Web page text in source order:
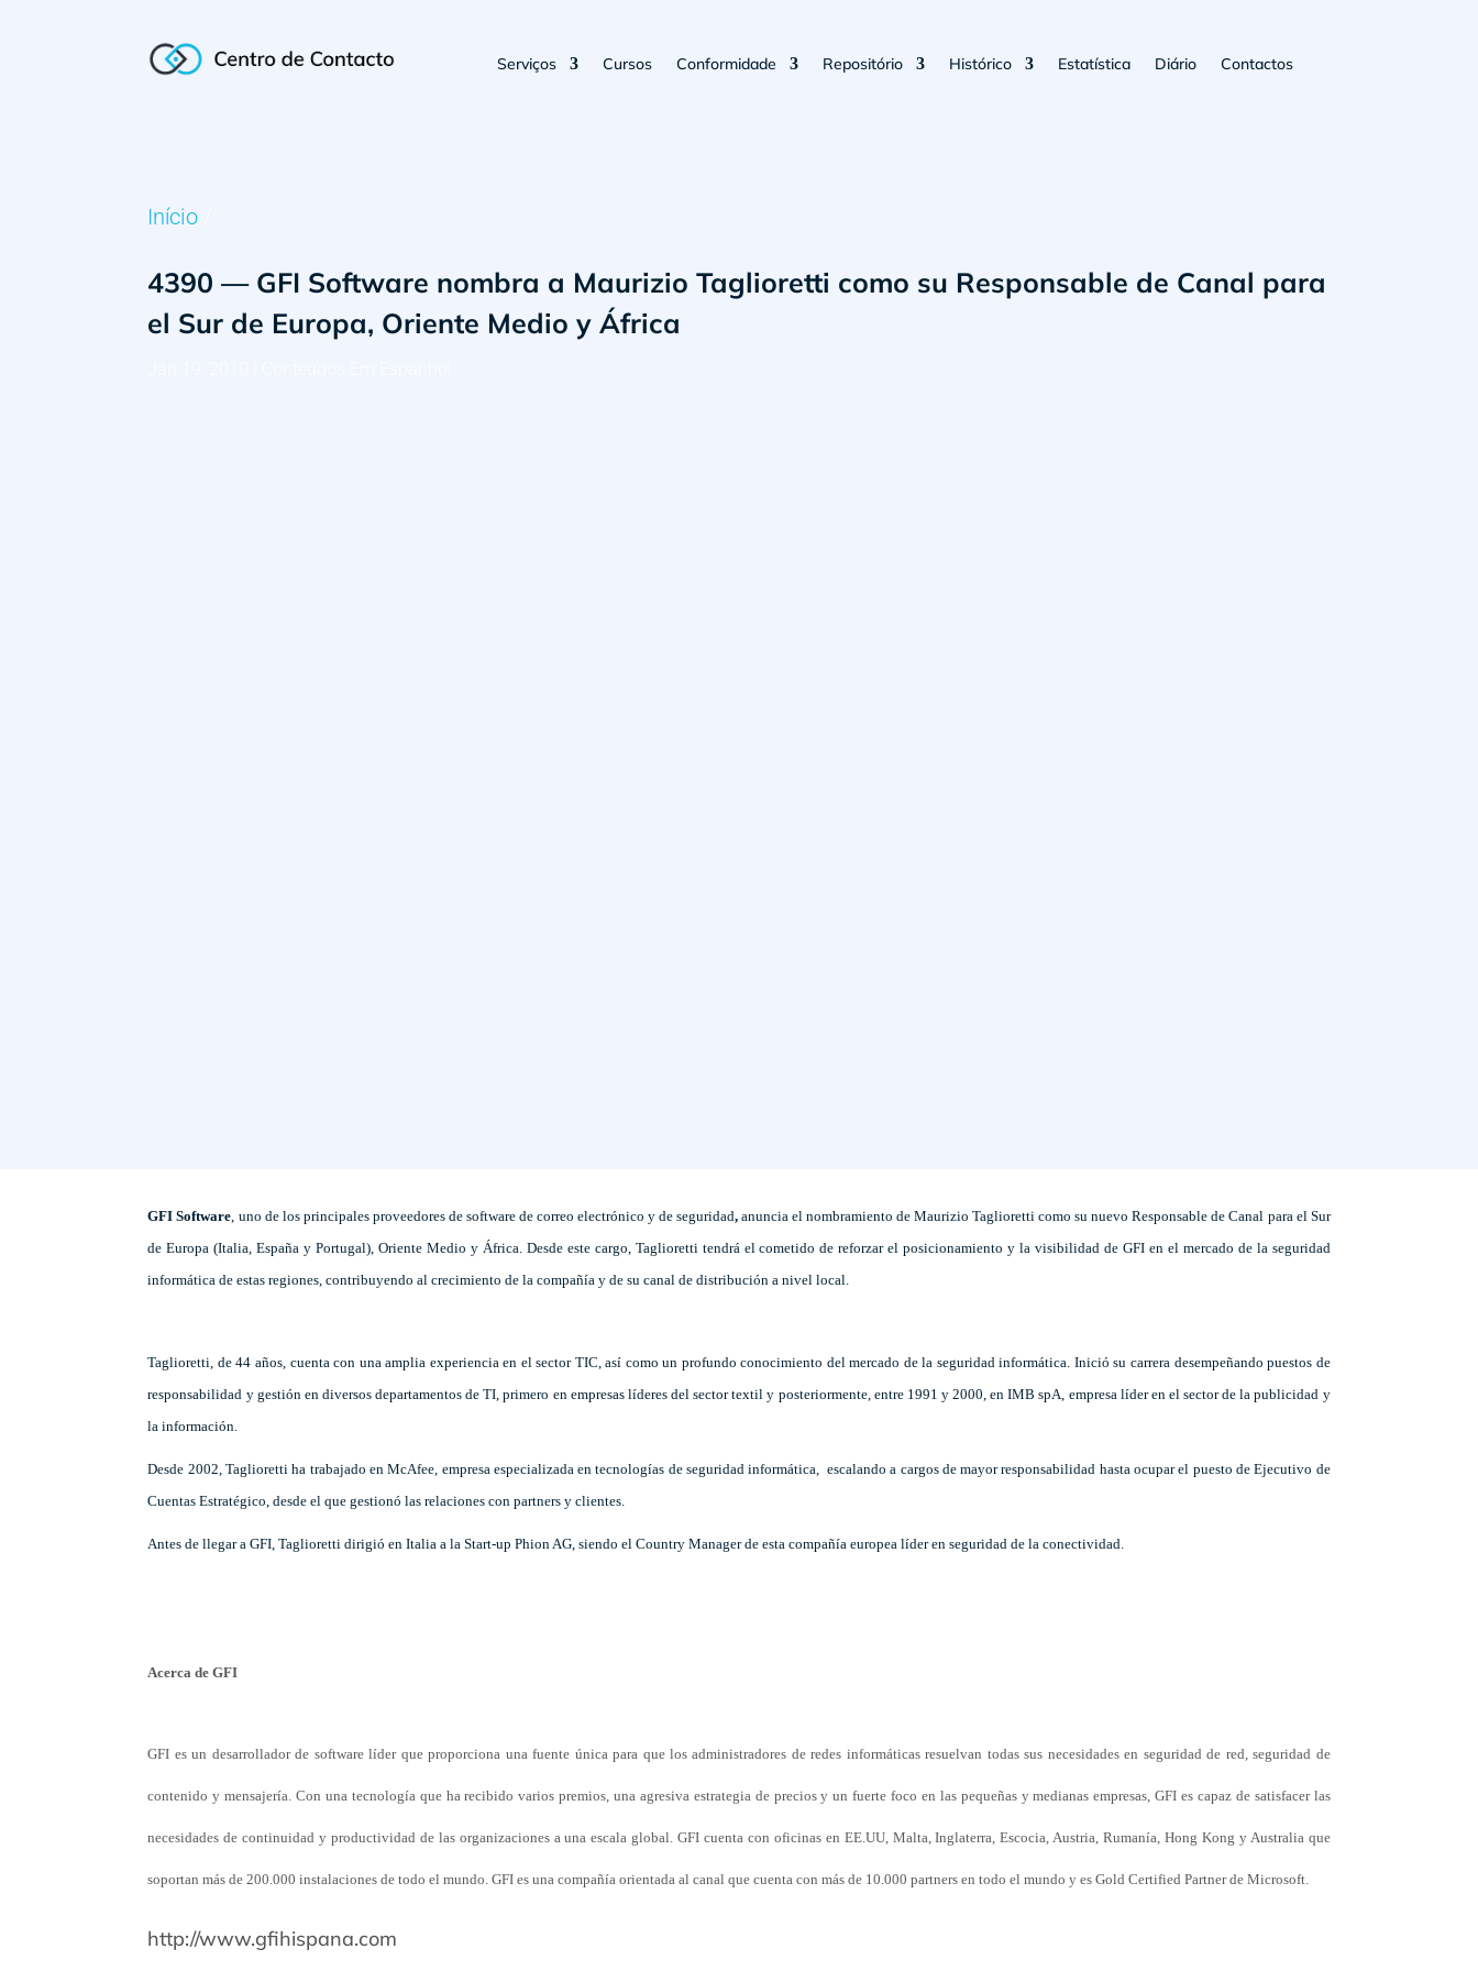
Serviços Cursos Conformidade Repositório Histórico Estatística Diário Contactos
Início
4390 — GFI Software nombra a Maurizio Taglioretti como su Responsable de Canal para
el Sur de Europa, Oriente Medio y África
GFI Software uno de los principales proveedores de software de correo electrónico y de seguridad,anuncia el nombramiento de Maurizio Taglioretti como su nuevo Responsable de Canal para el Sur
de Europa (Italia, España y Portugal), Oriente Medio y África. Desde este cargo, Taglioretti tendrá el cometido de reforzar el posicionamiento y la visibilidad de GFI en el mercado de la seguridad
informática de estas regiones, contribuyendo al crecimiento de la compañía y de su canal de distribución a nivel local.
Taglioretti, de 44 años, cuenta con una amplia experiencia en el sector TIC, así como un profundo conocimiento del mercado de la seguridad informática. Inició su carrera desempeñando puestos de
responsabilidad y gestión en diversos departamentos de TI, primero en empresas líderes del sector textil y posteriormente, entre 1991 y 2000, en IMB spA, empresa líder en el sector de la publicidad y
la información.
Desde 2002, Taglioretti ha trabajado en McAfee, empresa especializada en tecnologías de seguridad informática, escalando a cargos de mayor responsabilidad hasta ocupar el puesto de Ejecutivo de
Cuentas Estratégico, desde el que gestionó las relaciones con partners y clientes.
Antes de llegar a GFI, Taglioretti dirigió en Italia a la Start-up Phion AG, siendo el Country Manager de esta compañía europea líder en seguridad de la conectividad.
Acerca de GFI
GFI es un desarrollador de software líder que proporciona una fuente única para que los administradores de redes informáticas resuelvan todas sus necesidades en seguridad de red, seguridad de
contenido y mensajería. Con una tecnología que ha recibido varios premios, una agresiva estrategia de precios y un fuerte foco en las pequeñas y medianas empresas, GFI es capaz de satisfacer las
necesidades de continuidad y productividad de las organizaciones a una escala global. GFI cuenta con oficinas en EE.UU, Malta, Inglaterra, Escocia, Austria, Rumanía, Hong Kong y Australia que
soportan más de 200.000 instalaciones de todo el mundo. GFI es una compañía orientada al canal que cuenta con más de 10.000 partners en todo el mundo y es Gold Certified Partner de Microsoft.
http://www.gfihispana.com